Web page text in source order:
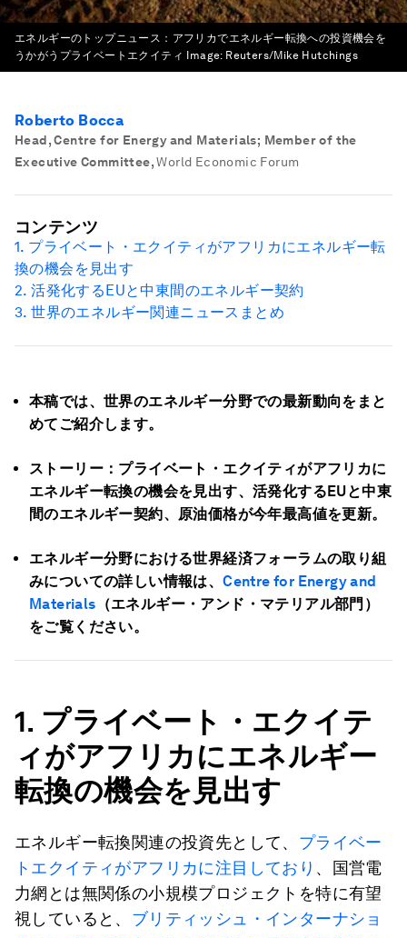
エネルギーのトップニュース：アフリカでエネルギー転換への投資機会を
うかがうプライベートエクイティ
Image: Reuters/Mike Hutchings
Roberto Bocca
Head, Centre for Energy and Materials; Member of the
Executive Committee, World Economic Forum
本稿では、世界のエネルギー分野での最新動向をまと
めてご紹介します。
ストーリー：プライベート・エクイティがアフリカに
エネルギー転換の機会を見出す、活発化するEUと中東
間のエネルギー契約、原油価格が今年最高値を更新。
エネルギー分野における世界経済フォーラムの取り組
みについての詳しい情報は、Centre for Energy and
Materials （エネルギー・アンド・マテリアル部門）
をご覧ください。
1. プライベート・エクイテ
ィがアフリカにエネルギー
転換の機会を見出す
エネルギー転換関連の投資先として、 プライベー
トエクイティがアフリカに注目しており 、国営電
力網とは無関係の小規模プロジェクトを特に有望
視していると、 ブリティッシュ・インターナショ
コンテンツ
1. プライベート・エクイティがアフリカにエネルギー転
換の機会を見出す
2.活発化するEUと中東間のエネルギー契約
3.世界のエネルギー関連ニュースまとめ